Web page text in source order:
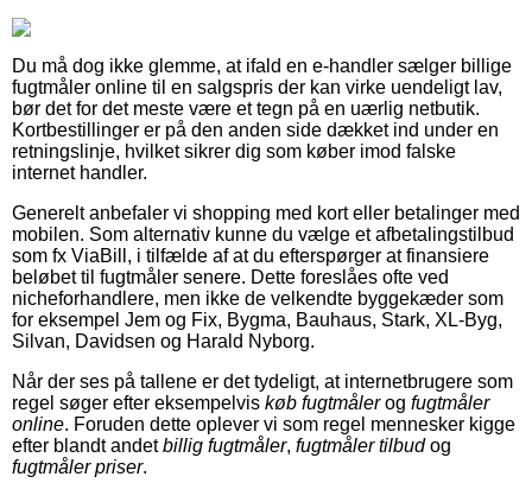
Du må dog ikke glemme, at ifald en e-handler sælger billige
fugtmåler online til en salgspris der kan virke uendeligt lav,
bør det for det meste være et tegn på en uærlig netbutik.
Kortbestillinger er på den anden side dækket ind under en
retningslinje, hvilket sikrer dig som køber imod falske
internet handler.
Generelt anbefaler vi shopping med kort eller betalinger med
mobilen. Som alternativ kunne du vælge et afbetalingstilbud
som fx ViaBill, i tilfælde af at du efterspørger at finansiere
beløbet til fugtmåler senere. Dette foreslåes ofte ved
nicheforhandlere, men ikke de velkendte byggekæder som
for eksempel Jem og Fix, Bygma, Bauhaus, Stark, XL-Byg,
Silvan, Davidsen og Harald Nyborg.
Når der ses på tallene er det tydeligt, at internetbrugere som
regel søger efter eksempelvis køb fugtmålerog fugtmåler
online. Foruden dette oplever vi som regel mennesker kigge
efter blandt andetbillig fugtmåler, fugtmåler tilbudog
fugtmåler priser.